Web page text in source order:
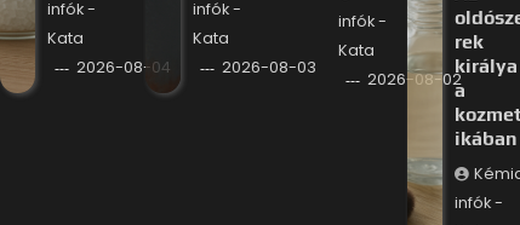
infók -
Kata
2026-08-04
infók -
Kata
2026-08-03
infók -
Kata
2026-08-02
rek
királya
a
ikában
infók -